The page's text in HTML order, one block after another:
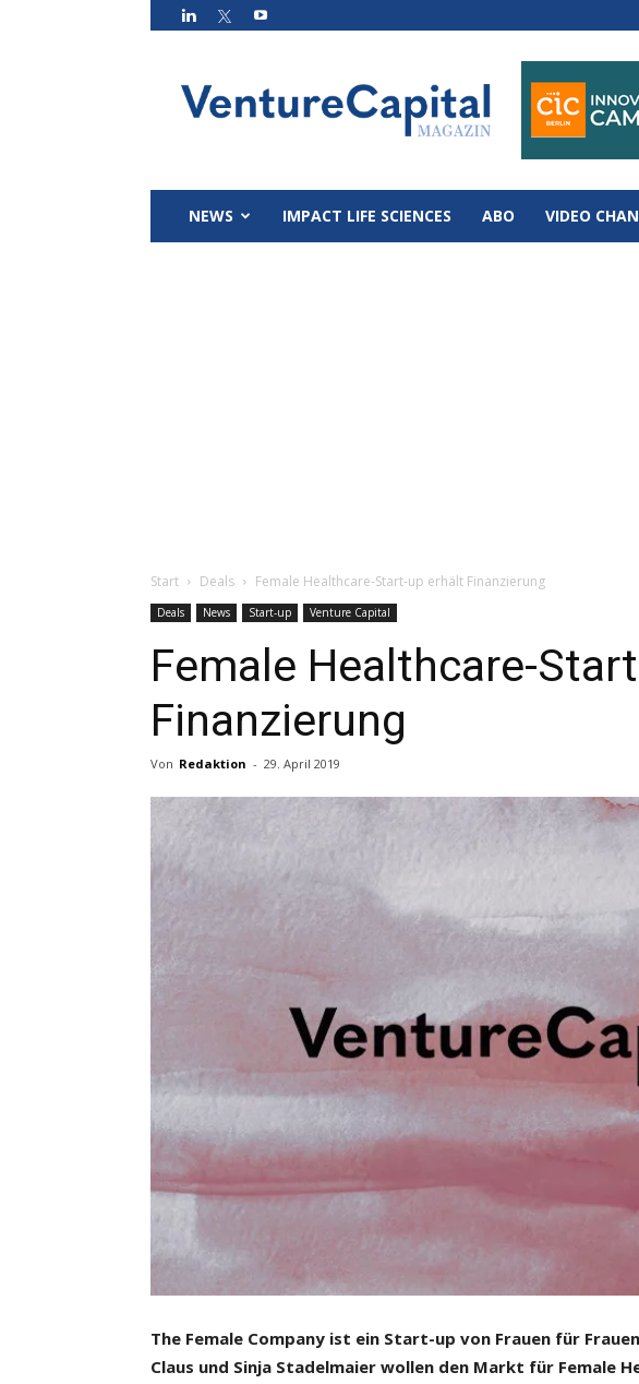
Magazin
NEWS IMPACT LIFE SCIENCES ABO VIDEO
Start Deals Female Healthcare-Start-up erhält Finanzierung
Deals News Start-up Venture Capital
Female Healthcare-
Finanzierung
Von Redaktion - 29. April 2019
The Female Company ist ein Start-up von Frauen für
Claus und Sinja Stadelmaier wollen den Markt für Female